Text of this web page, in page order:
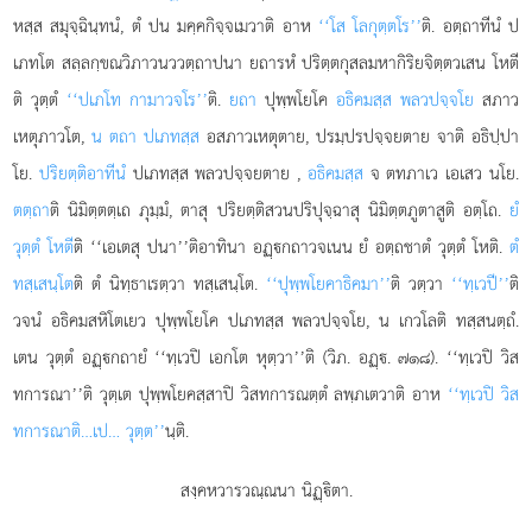
หสฺส สมุจฺฉินฺทนํ, ตํ ปน มคฺคกิจฺจเมวาติ อาห ‘‘โส โลกุตฺตโร’’ติ. อตฺถาทีนํ ป
เภทโต สลฺลกฺขณวิภาวนววตฺถาปนา ยถารหํ ปริตฺตกุสลมหากิริยจิตฺตวเสน โหตี
ติ วุตฺตํ ‘‘ปเภโท กามาวจโร’’ติ. ยถา ปุพฺพโยโค อธิคมสฺส พลวปจฺจโย สภาว
เหตุภาวโต,น ตถา ปเภทสฺส อสภาวเหตุตาย, ปรมฺปรปจฺจยตาย จาติ อธิปฺปา
โย. ปริยตฺติอาทีนํปเภทสฺส พลวปจฺจยตาย , อธิคมสฺส จ ตทภาเว เอเสว นโย.
ตตฺถาติ นิมิตฺตตฺเถ ภุมฺมํ, ตาสุ ปริยตฺติสวนปริปุจฺฉาสุ นิมิตฺตภูตาสูติ อตฺโถ. ยํ
วุตฺตํ โหตีติ ‘‘เอเตสุ ปนา’’ติอาทินา อฏฺกถาวจเนน ยํ อตฺถชาตํ วุตฺตํโหติ. ตํ
ทสฺเสนฺโตติ ตํ นิทฺธาเรตฺวา ทสฺเสนฺโต. ‘‘ปุพฺพโยคาธิคมา’’ติ วตฺวา ‘‘ทฺเวปี’’ติ
วจนํ อธิคมสหิโตเยว ปุพฺพโยโค ปเภทสฺส พลวปจฺจโย, น เกวโลติ ทสฺสนตฺถํ.
เตน วุตฺตํ อฏฺกถายํ ‘‘ทฺเวปิ เอกโต หุตฺวา’’ติ (วิภ. อฏฺ. ๗๑๘). ‘‘ทฺเวปิ วิส
ทการณา’’ติ วุตฺเต ปุพฺพโยคสฺสาปิ วิสทการณตฺตํ ลพฺภเตวาติ อาห ‘‘ทฺเวปิ วิส
ทการณาติ…เป… วุตฺต’’นฺติ.
สงฺคหวารวณฺณนา นิฏฺิตา.